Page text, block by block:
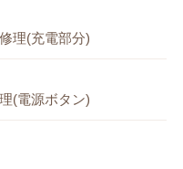
理(充電部分)
(電源ボタン)